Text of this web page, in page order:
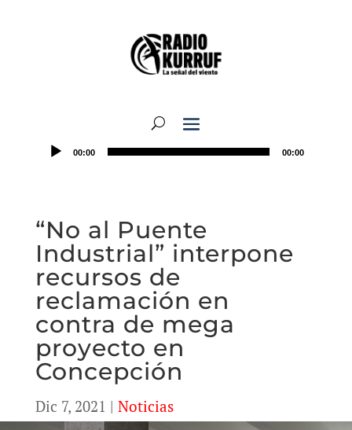
00:00 00:00
“No al Puente
Industrial” interpone
recursos de
reclamación en
contra de mega
proyecto en
Concepción
Dic 7, 2021 | Noticias